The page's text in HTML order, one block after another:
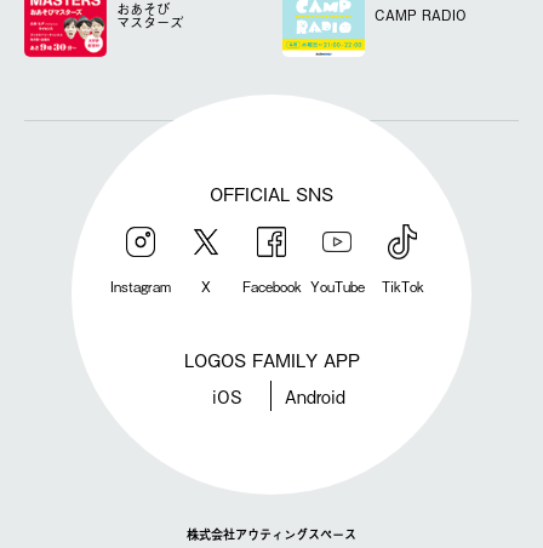
おあそび
マスターズ CAMP RADIO
OFFICIAL SNS
Instagram X Facebook YouTube TikTok
LOGOS FAMILY APP
iOS Android
株式会社アウティングスペース